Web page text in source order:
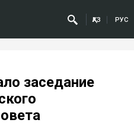
ҚАЗ РУС
заседание